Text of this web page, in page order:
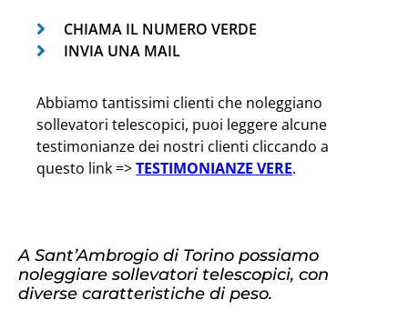
CHIAMA IL NUMERO VERDE
INVIA UNA MAIL
Abbiamo tantissimi clienti che noleggiano
sollevatori telescopici, puoi leggere alcune
testimonianze dei nostri clienti cliccando a
questo link =>TESTIMONIANZE VERE.
A Sant’Ambrogio di Torino possiamo
noleggiare sollevatori telescopici, con
diverse caratteristiche di peso.